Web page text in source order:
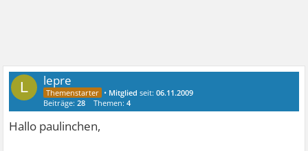
L lepre
• Mitglied seit:06.11.2009
Beiträge:28 Themen:4
Hallo paulinchen,